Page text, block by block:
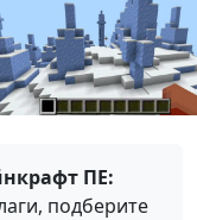
ПЕ:
подберите